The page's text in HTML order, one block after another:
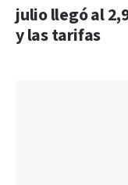
julio llegó al
y las tarifas